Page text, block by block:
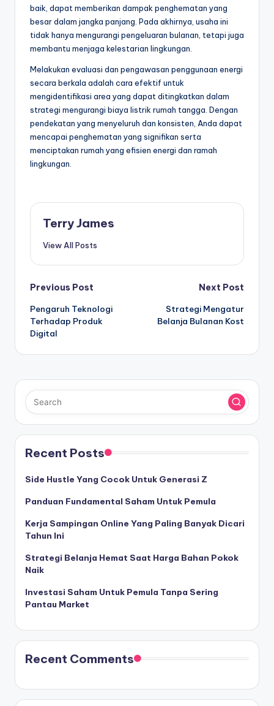
baik, dapat memberikan dampak penghematan yang
besar dalam jangka panjang. Pada akhirnya, usaha ini
tidak hanya mengurangi pengeluaran bulanan, tetapi juga
membantu menjaga kelestarian lingkungan.
Melakukan evaluasi dan pengawasan penggunaan energi
secara berkala adalah cara efektif untuk
mengidentifikasi area yang dapat ditingkatkan dalam
strategi mengurangi biaya listrik rumah tangga. Dengan
pendekatan yang menyeluruh dan konsisten, Anda dapat
mencapai penghematan yang signifikan serta
menciptakan rumah yang efisien energi dan ramah
lingkungan.
Terry James
View All Posts
Post
navigation
Previous Post
Pengaruh Teknologi
Terhadap Produk
Digital
Next Post
Strategi Mengatur
Belanja Bulanan Kost
Recent Posts
Side Hustle Yang Cocok Untuk Generasi Z
Panduan Fundamental Saham Untuk Pemula
Kerja Sampingan Online Yang Paling Banyak Dicari
Tahun Ini
Strategi Belanja Hemat Saat Harga Bahan Pokok
Naik
Investasi Saham Untuk Pemula Tanpa Sering
Pantau Market
Recent Comments